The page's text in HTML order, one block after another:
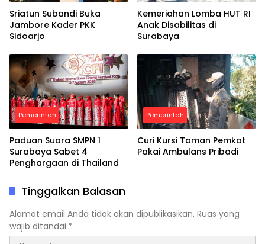
Sriatun Subandi Buka
Jambore Kader PKK
Sidoarjo
Kemeriahan Lomba HUT RI
Anak Disabilitas di
Surabaya
Pemerintah
Paduan Suara SMPN 1
Surabaya Sabet 4
Penghargaan di Thailand
Pemerintah
Curi Kursi Taman Pemkot
Pakai Ambulans Pribadi
Tinggalkan Balasan
Alamat email Anda tidak akan dipublikasikan. Ruas yang
wajib ditandai *